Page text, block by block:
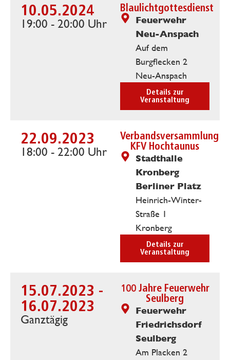
10.05.2024
19:00 - 20:00 Uhr
Blaulichtgottesdienst
Feuerwehr
Neu-Anspach
Auf dem
Burgflecken 2
Neu-Anspach
Details zur
Veranstaltung
22.09.2023
18:00 - 22:00 Uhr
Verbandsversammlung
KFV Hochtaunus
Stadthalle
Kronberg
Berliner Platz
Heinrich-Winter-
Straße 1
Kronberg
Details zur
Veranstaltung
15.07.2023 -
16.07.2023
Ganztägig
100 Jahre Feuerwehr
Seulberg
Feuerwehr
Friedrichsdorf
Seulberg
Am Placken 2